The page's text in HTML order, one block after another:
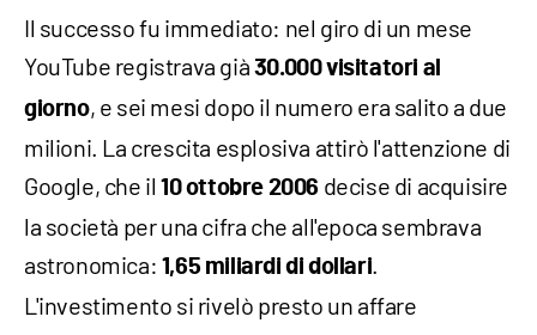
Il successo fu immediato: nel giro di un mese
YouTube registrava già 30.000 visitatori al
giorno, e sei mesi dopo il numero era salito a due
milioni. La crescita esplosiva attirò l'attenzione di
Google, che il 10 ottobre 2006 decise di acquisire
la società per una cifra che all'epoca sembrava
astronomica: 1,65 miliardi di dollari.
L'investimento si rivelò presto un affare